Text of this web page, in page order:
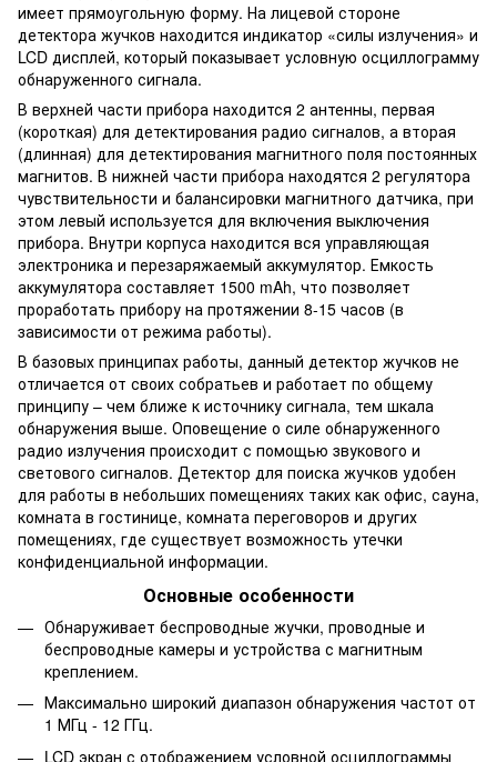
имеет прямоугольную форму. На лицевой стороне
детектора жучков находится индикатор «силы излучения» и
LCD дисплей, который показывает условную осциллограмму
обнаруженного сигнала.
В верхней части прибора находится 2 антенны, первая
(короткая) для детектирования радио сигналов, а вторая
(длинная) для детектирования магнитного поля постоянных
магнитов. В нижней части прибора находятся 2 регулятора
чувствительности и балансировки магнитного датчика, при
этом левый используется для включения выключения
прибора. Внутри корпуса находится вся управляющая
электроника и перезаряжаемый аккумулятор. Емкость
аккумулятора составляет 1500 mAh, что позволяет
проработать прибору на протяжении 8-15 часов (в
зависимости от режима работы).
В базовых принципах работы, данный детектор жучков не
отличается от своих собратьев и работает по общему
принципу – чем ближе к источнику сигнала, тем шкала
обнаружения выше. Оповещение о силе обнаруженного
радио излучения происходит с помощью звукового и
светового сигналов. Детектор для поиска жучков удобен
для работы в небольших помещениях таких как офис, сауна,
комната в гостинице, комната переговоров и других
помещениях, где существует возможность утечки
конфиденциальной информации.
Основные особенности
Обнаруживает беспроводные жучки, проводные и
беспроводные камеры и устройства с магнитным
креплением.
Максимально широкий диапазон обнаружения частот от
1 МГц - 12 ГГц.
LCD экран с отображением условной осциллограммы